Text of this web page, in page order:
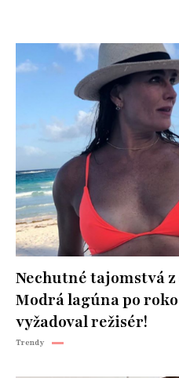
Nechutné tajomstvá
Modrá lagúna po
vyžadoval režisér!
Trendy